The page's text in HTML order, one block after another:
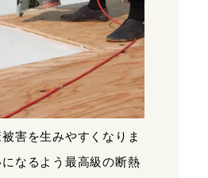
害を生みやすくなりま
なるよう最高級の断熱